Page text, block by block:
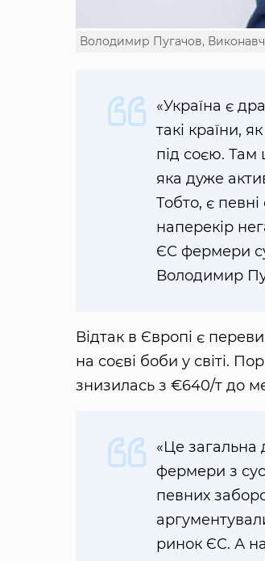
Володимир Пугачов,
«Україна є
такі країни,
під соєю. Там
яка дуже
Тобто, є
наперекір
ЄС фермери
Володимир
Відтак в Європі є
на соєві боби у світі.
знизилась з €640/т до
«Це загальна
фермери з
певних
ринок ЄС. А